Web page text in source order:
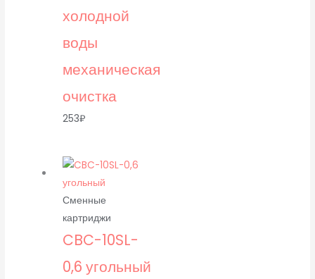
холодной
воды
механическая
очистка
253₽
Сменные
картриджи
CBC-10SL-
0,6 угольный